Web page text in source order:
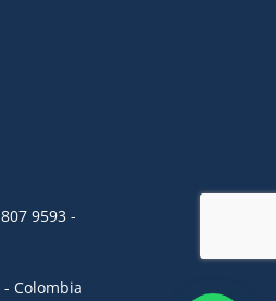
9593 -
- Colombia